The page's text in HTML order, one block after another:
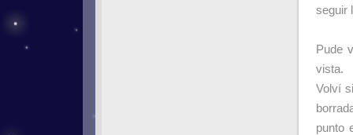
seguir
Pude
vista.
Volví
punto